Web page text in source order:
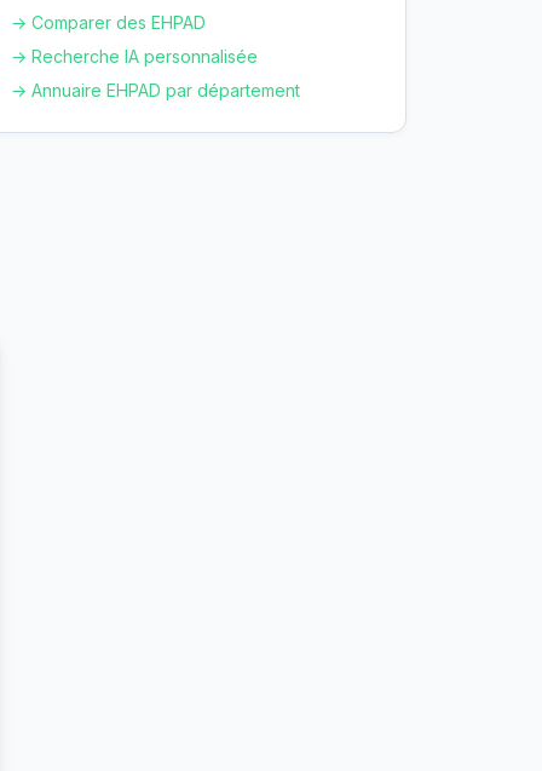
→ Comparer des EHPAD
→ Recherche IA personnalisée
→ Annuaire EHPAD par département